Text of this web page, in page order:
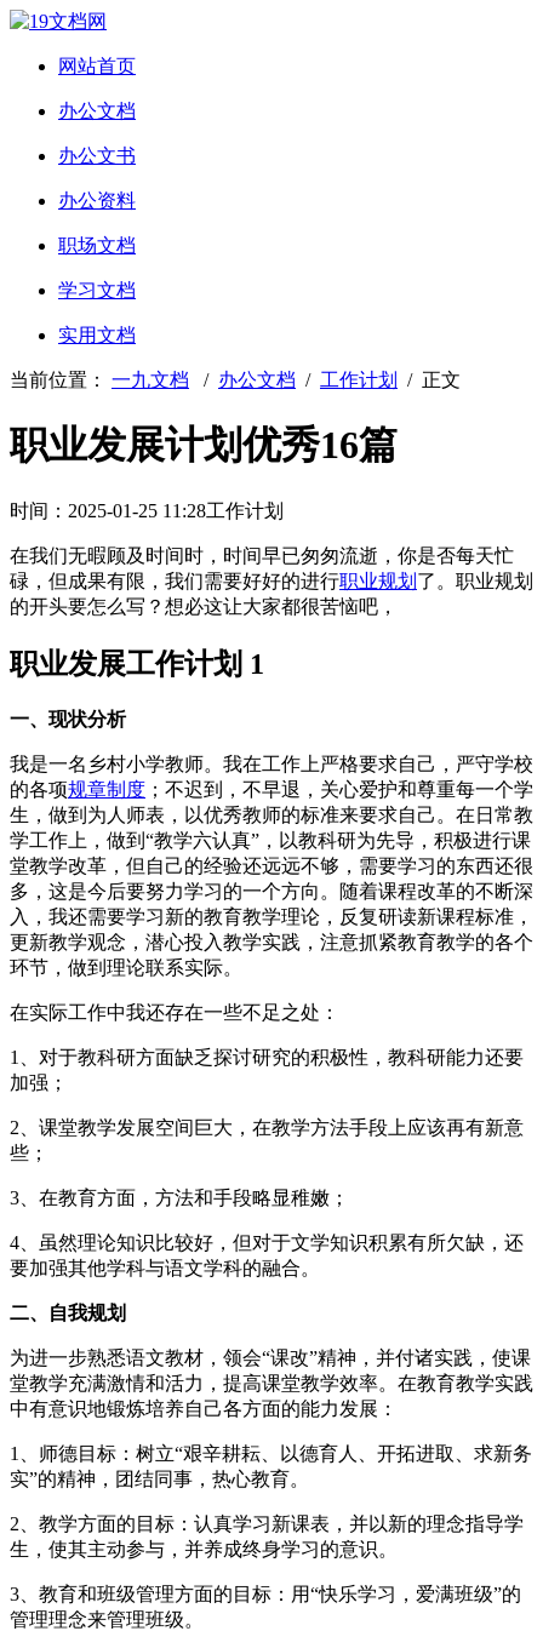
网站首页
办公文档
办公文书
办公资料
职场文档
学习文档
实用文档
当前位置： 一九文档 / 办公文档 / 工作计划 / 正文
职业发展计划优秀16篇
时间：2025-01-25 11:28工作计划
在我们无暇顾及时间时，时间早已匆匆流逝，你是否每天忙
碌，但成果有限，我们需要好好的进行职业规划 了。职业规划
的开头要怎么写？想必这让大家都很苦恼吧，
职业发展工作计划 1
一、现状分析
我是一名乡村小学教师。我在工作上严格要求自己，严守学校
的各项规章制度 ；不迟到，不早退，关心爱护和尊重每一个学
生，做到为人师表，以优秀教师的标准来要求自己。在日常教
学工作上，做到“教学六认真”，以教科研为先导，积极进行课
堂教学改革，但自己的经验还远远不够，需要学习的东西还很
多，这是今后要努力学习的一个方向。随着课程改革的不断深
入，我还需要学习新的教育教学理论，反复研读新课程标准，
更新教学观念，潜心投入教学实践，注意抓紧教育教学的各个
环节，做到理论联系实际。
在实际工作中我还存在一些不足之处：
1、对于教科研方面缺乏探讨研究的积极性，教科研能力还要
加强；
2、课堂教学发展空间巨大，在教学方法手段上应该再有新意
些；
3、在教育方面，方法和手段略显稚嫩；
4、虽然理论知识比较好，但对于文学知识积累有所欠缺，还
要加强其他学科与语文学科的融合。
二、自我规划
为进一步熟悉语文教材，领会“课改”精神，并付诸实践，使课
堂教学充满激情和活力，提高课堂教学效率。在教育教学实践
中有意识地锻炼培养自己各方面的能力发展：
1、师德目标：树立“艰辛耕耘、以德育人、开拓进取、求新务
实”的精神，团结同事，热心教育。
2、教学方面的目标：认真学习新课表，并以新的理念指导学
生，使其主动参与，并养成终身学习的意识。
3、教育和班级管理方面的目标：用“快乐学习，爱满班级”的
管理理念来管理班级。